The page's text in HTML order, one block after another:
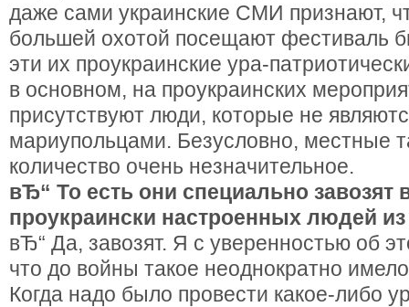
даже сами украинские СМИ признают,
большей охотой посещают фестиваль
эти их проукраинские ура-
в основном, на проукраинских
присутствуют люди, которые не
мариупольцами. Безусловно, местные
количество очень незначительное.
вЂ“ То есть они специально завозят
проукраински настроенных людей
вЂ“ Да, завозят. Я с уверенностью об
что до войны такое неоднократно
Когда надо было провести какое-либо